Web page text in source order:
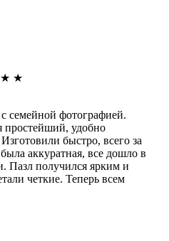
★ ★
семейной фотографией.
простейший, удобно
быстро, всего за
аккуратная, все дошло в
Пазл получился ярким и
четкие. Теперь всем